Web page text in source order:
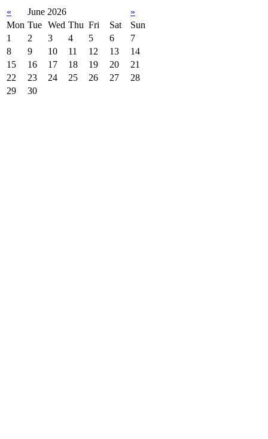
« June 2026
»
Mon Tue Wed Thu Fri Sat
Sun
1
2 3 4 5 6
7
8
9 10 11 12 13
14
15
16 17 18 19 20
21
22
23 24 25 26 27
28
29
30